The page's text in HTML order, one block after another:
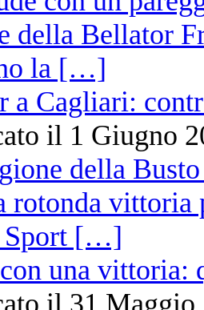
a Cagliari:
il 1 Giugno
una vittoria:
il 31 Maggio